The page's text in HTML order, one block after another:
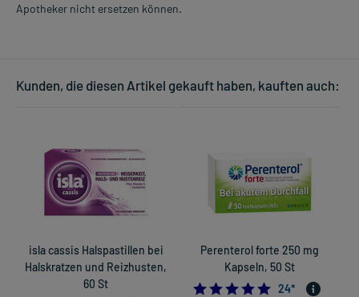
Apotheker nicht ersetzen können.
Kunden, die diesen Artikel gekauft haben, kauften auch:
isla cassis Halspastillen bei
Halskratzen und Reizhusten,
60 St
Perenterol forte 250 mg
Kapseln, 50 St
5.0
24*